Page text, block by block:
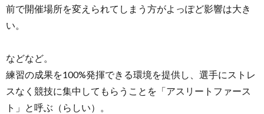
前で開催場所を変えられてしまう方がよっぽど影響は大き
い。
などなど。
練習の成果を100%発揮できる環境を提供し、選手にストレ
スなく競技に集中してもらうことを「アスリートファース
ト」と呼ぶ（らしい）。